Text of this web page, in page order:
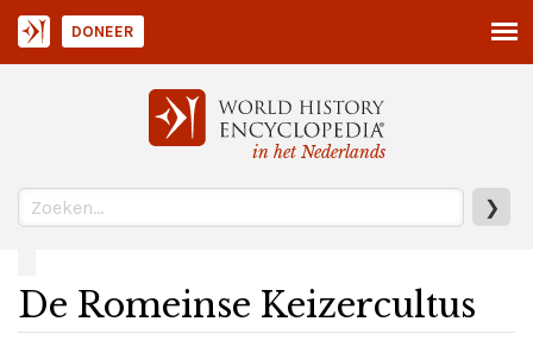
in het Nederlands
❯
DONEER
De Romeinse Keizercultus